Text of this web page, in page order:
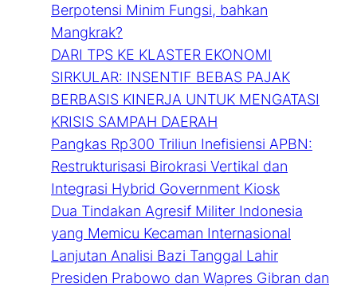
Berpotensi Minim Fungsi, bahkan
Mangkrak?
DARI TPS KE KLASTER EKONOMI
SIRKULAR: INSENTIF BEBAS PAJAK
BERBASIS KINERJA UNTUK MENGATASI
KRISIS SAMPAH DAERAH
Pangkas Rp300 Triliun Inefisiensi APBN:
Restrukturisasi Birokrasi Vertikal dan
Integrasi Hybrid Government Kiosk
Dua Tindakan Agresif Militer Indonesia
yang Memicu Kecaman Internasional
Lanjutan Analisi Bazi Tanggal Lahir
Presiden Prabowo dan Wapres Gibran dan